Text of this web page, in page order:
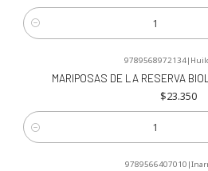
Cantidad
9789568972134|
MARIPOSAS DE LA RESERVA
$23.350
Cantidad
9789566407010 |